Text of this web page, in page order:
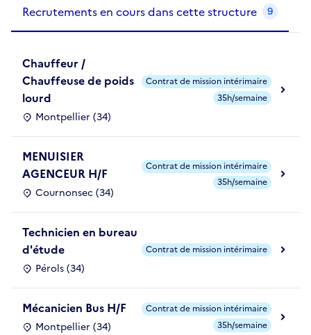
Recrutements en cours dans cette structure 9
Chauffeur /
Chauffeuse de poids
lourd
Montpellier (34)
Contrat de mission intérimaire
35h/semaine
MENUISIER
AGENCEUR H/F
Cournonsec (34)
Contrat de mission intérimaire
35h/semaine
Technicien en bureau
d'étude
Pérols (34)
Contrat de mission intérimaire
Mécanicien Bus H/F
Montpellier (34)
Contrat de mission intérimaire
35h/semaine